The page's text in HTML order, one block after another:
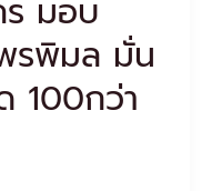
มอบ
รพิมล มั่น
100กว่า